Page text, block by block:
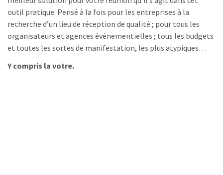
outil pratique. Pensé à la fois pour les entreprises à la
recherche d’un lieu de réception de qualité ; pour tous les
organisateurs et agences événementielles ; tous les budgets
et toutes les sortes de manifestation, les plus atypiques…
Y compris la votre.